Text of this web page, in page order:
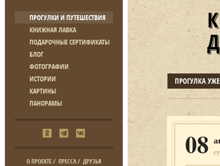
ПРОГУЛКИ И ПУТЕШЕСТВИЯ
КНИЖНАЯ ЛАВКА
ПОДАРОЧНЫЕ СЕРТИФИКАТЫ
БЛОГ
ФОТОГРАФИИ
ИСТОРИИ
КАРТИНЫ
ПАНОРАМЫ
О ПРОЕКТЕ/ ПРЕССА/ ДРУЗЬЯ
ПРОГУЛКА
08